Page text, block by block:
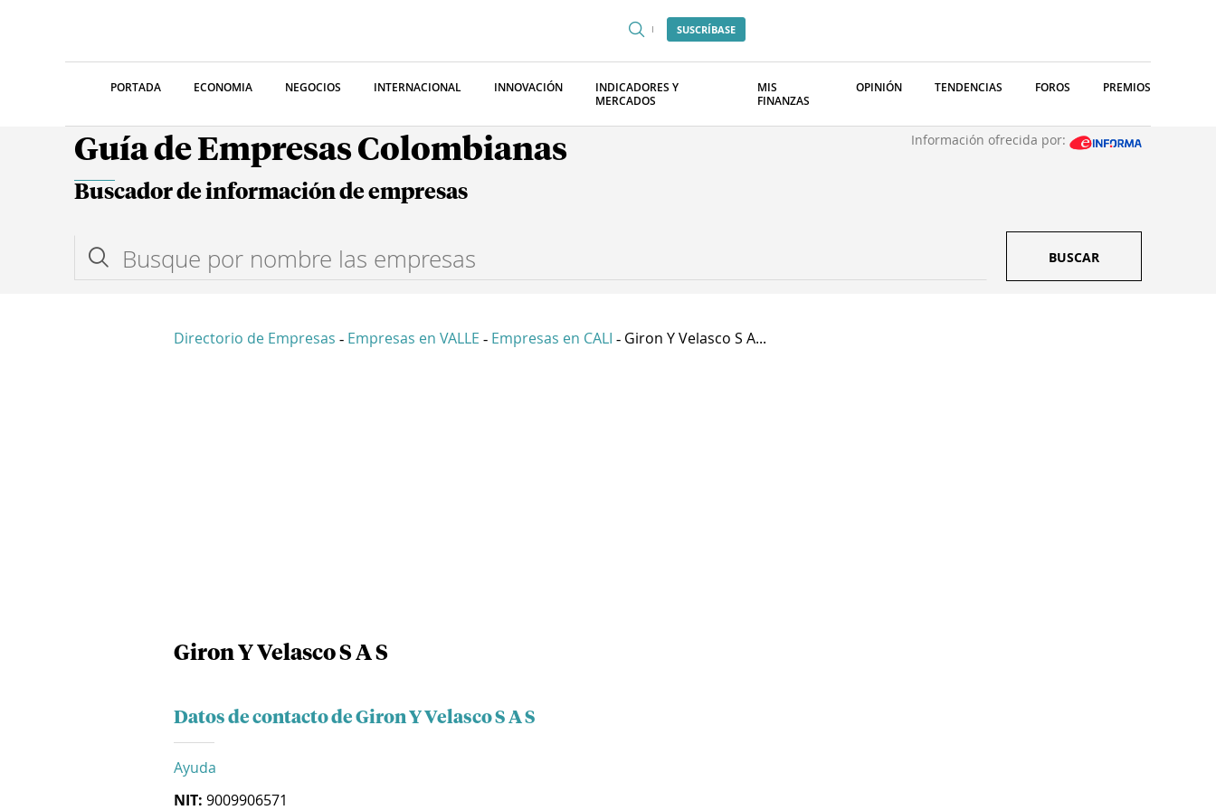
SUSCRÍBASE
PORTADA ECONOMIA NEGOCIOS INTERNACIONAL INNOVACIÓN
INDICADORES Y
MERCADOS
MIS
FINANZAS
OPINIÓN TENDENCIAS FOROS PREMIOS
Guía de Empresas Colombianas Información ofrecida por:
Buscador de información de empresas
BUSCAR
Directorio de Empresas - Empresas en VALLE - Empresas en CALI - Giron Y Velasco S A...
Giron Y Velasco S A S
Datos de contacto de Giron Y Velasco S A S
Ayuda
NIT: 9009906571